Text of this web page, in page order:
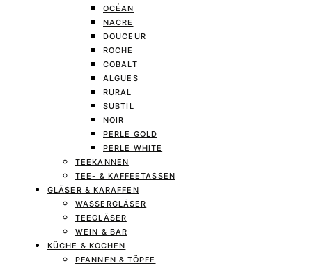
OCÉAN
NACRE
DOUCEUR
ROCHE
COBALT
ALGUES
RURAL
SUBTIL
NOIR
PERLE GOLD
PERLE WHITE
TEEKANNEN
TEE- & KAFFEETASSEN
GLÄSER & KARAFFEN
WASSERGLÄSER
TEEGLÄSER
WEIN & BAR
KÜCHE & KOCHEN
PFANNEN & TÖPFE